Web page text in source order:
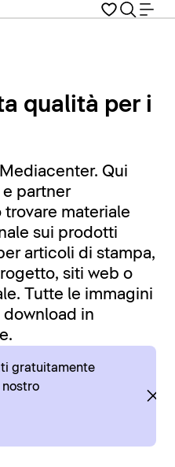
qualità per i
Qui
partner
materiale
sui prodotti
articoli di stampa,
siti web o
Tutte le immagini
in
gratuitamente
nostro